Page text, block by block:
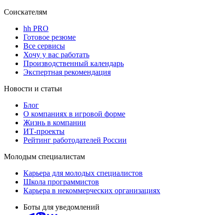
Соискателям
hh PRO
Готовое резюме
Все сервисы
Хочу у вас работать
Производственный календарь
Экспертная рекомендация
Новости и статьи
Блог
О компаниях в игровой форме
Жизнь в компании
ИТ-проекты
Рейтинг работодателей России
Молодым специалистам
Карьера для молодых специалистов
Школа программистов
Карьера в некоммерческих организациях
Боты для уведомлений